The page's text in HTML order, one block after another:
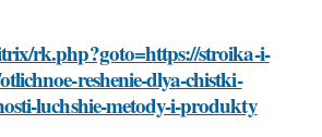
rk.php?goto=https://stroika-i-
reshenie-dlya-chistki-
luchshie-metody-i-produkty